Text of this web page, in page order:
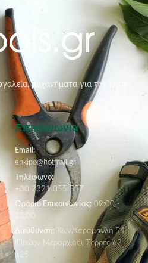
μηχανήματα για τον κήπο
Επικοινωνία
Email:
enkipo@hotmail.gr
Τηλέφωνο:
+30 2321 055 557
Ωράριο Επικοινωνίας: 09:00 -
15:00
Διεύθυνση: Κων.Καραμανλή 54
(Πρώην Μεραρχίας), Σέρρες 62
125